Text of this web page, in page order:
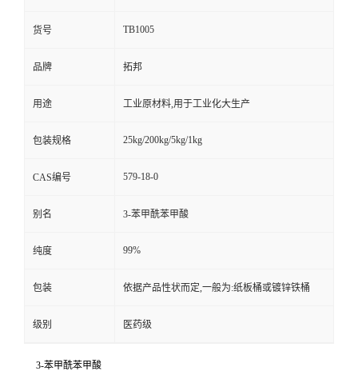
货号 TB1005
品牌 拓邦
用途 工业原材料,用于工业化大生产
包装规格 25kg/200kg/5kg/1kg
CAS编号 579-18-0
别名 3-苯甲酰苯甲酸
纯度 99%
包装 依据产品性状而定,一般为:纸板桶或镀锌铁桶
级别 医药级
3-苯甲酰苯甲酸